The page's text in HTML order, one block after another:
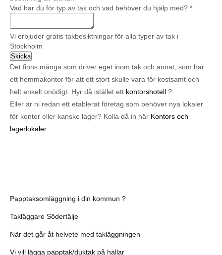
Vad har du för typ av tak och vad behöver du hjälp med? *
Vi erbjuder gratis takbesiktningar för alla typer av tak i
Stockholm
Skicka
Det finns många som driver eget inom tak och annat, som har
ett hemmakontor för att ett stort skulle vara för kostsamt och
helt enkelt onödigt. Hyr då istället ett kontorshotell ?
Eller är ni redan ett etablerat företag som behöver nya lokaler
för kontor eller kanske lager? Kolla då in här Kontors och
lagerlokaler
Papptaksomläggning i din kommun ?
Takläggare Södertälje
När det går åt helvete med takläggningen
Vi vill lägga papptak/duktak på hallar